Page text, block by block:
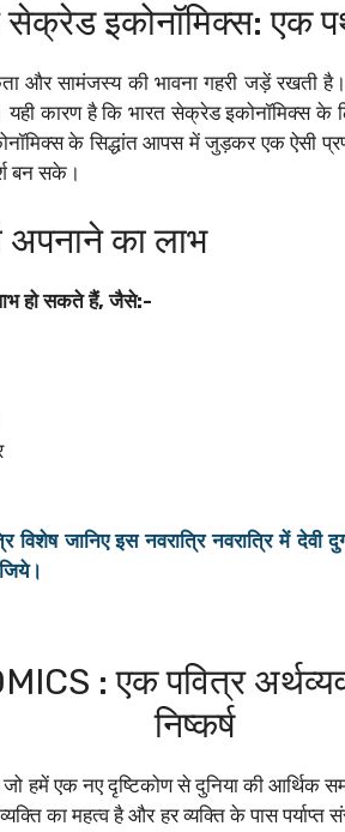
इकोनॉमिक्स: एक
और सामंजस्य की भावना गहरी जड़ें रखती
यही कारण है कि भारत सेक्रेड इकोनॉमिक्स
के सिद्धांत आपस में जुड़कर एक ऐसी
बन सके।
का लाभ
हो सकते हैं, जैसे:-
जानिए इस नवरात्रि नवरात्रि में देवी
: एक पवित्र
निष्कर्ष
हमें एक नए दृष्टिकोण से दुनिया की आर्थिक
का महत्व है और हर व्यक्ति के पास पर्याप्त